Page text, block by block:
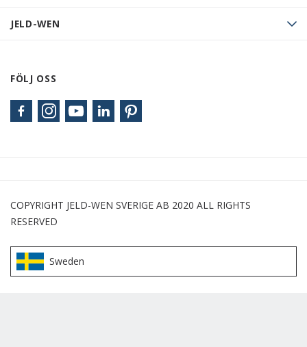
JELD-WEN
FÖLJ OSS
COPYRIGHT JELD-WEN SVERIGE AB 2020 ALL RIGHTS
RESERVED
Sweden